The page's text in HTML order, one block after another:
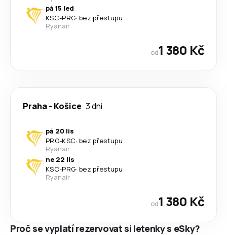
pá 15 led
KSC-PRG· bez přestupu
Ryanair
od1 380 Kč
Praha- Košice 3 dni
pá 20 lis
PRG-KSC· bez přestupu
Ryanair
ne 22 lis
KSC-PRG· bez přestupu
Ryanair
od1 380 Kč
Proč se vyplatí rezervovat si letenky s eSky?